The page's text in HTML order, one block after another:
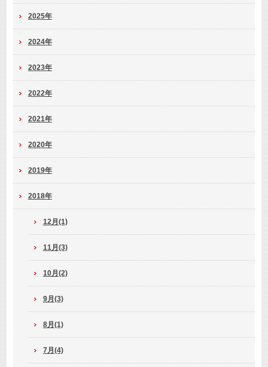
2025年
2024年
2023年
2022年
2021年
2020年
2019年
2018年
12月(1)
11月(3)
10月(2)
9月(3)
8月(1)
7月(4)